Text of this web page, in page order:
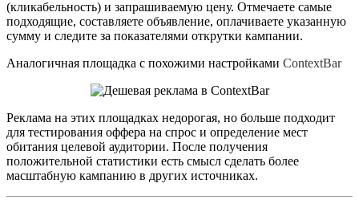
(кликабельность) и запрашиваемую цену. Отмечаете самые
подходящие, составляете объявление, оплачиваете указанную
сумму и следите за показателями открутки кампании.
Аналогичная площадка с похожими настройками ContextBar
Реклама на этих площадках недорогая, но больше подходит
для тестирования оффера на спрос и определение мест
обитания целевой аудитории. После получения
положительной статистики есть смысл сделать более
масштабную кампанию в других источниках.